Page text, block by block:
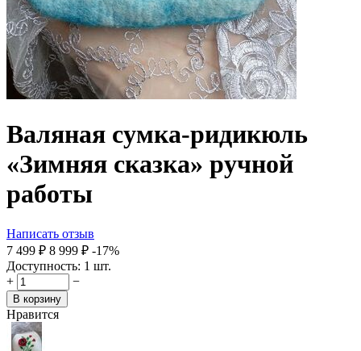
Валяная сумка-ридикюль
«Зимняя сказка» ручной
работы
Написать отзыв
7 499 ₽ 8 999 ₽ -17%
Доступность: 1 шт.
+
−
В корзину
Нравится